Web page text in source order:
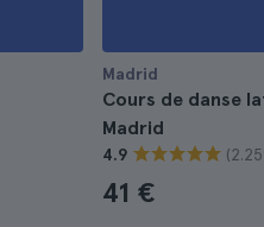
Madrid
Cours de danse
Madrid
4.9
41 €